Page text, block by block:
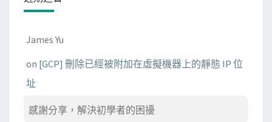
James Yu
on [GCP] 刪除已經被附加在虛擬機器上的靜態 IP 位
址
感謝分享，解決初學者的困擾